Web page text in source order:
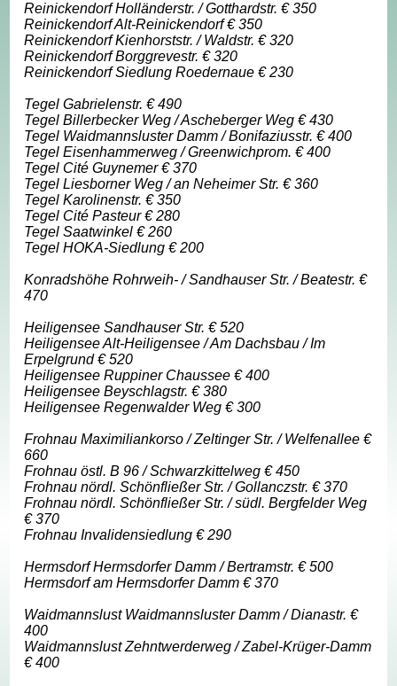
Reinickendorf Holländerstr. / Gotthardstr. € 350
Reinickendorf Alt-Reinickendorf € 350
Reinickendorf Kienhorststr. / Waldstr. € 320
Reinickendorf Borggrevestr. € 320
Reinickendorf Siedlung Roedernaue € 230
Tegel Gabrielenstr. € 490
Tegel Billerbecker Weg / Ascheberger Weg € 430
Tegel Waidmannsluster Damm / Bonifaziusstr. € 400
Tegel Eisenhammerweg / Greenwichprom. € 400
Tegel Cité Guynemer € 370
Tegel Liesborner Weg / an Neheimer Str. € 360
Tegel Karolinenstr. € 350
Tegel Cité Pasteur € 280
Tegel Saatwinkel € 260
Tegel HOKA-Siedlung € 200
Konradshöhe Rohrweih- / Sandhauser Str. / Beatestr. €
470
Heiligensee Sandhauser Str. € 520
Heiligensee Alt-Heiligensee / Am Dachsbau / Im
Erpelgrund € 520
Heiligensee Ruppiner Chaussee € 400
Heiligensee Beyschlagstr. € 380
Heiligensee Regenwalder Weg € 300
Frohnau Maximiliankorso / Zeltinger Str. / Welfenallee €
660
Frohnau östl. B 96 / Schwarzkittelweg € 450
Frohnau nördl. Schönfließer Str. / Gollanczstr. € 370
Frohnau nördl. Schönfließer Str. / südl. Bergfelder Weg
€ 370
Frohnau Invalidensiedlung € 290
Hermsdorf Hermsdorfer Damm / Bertramstr. € 500
Hermsdorf am Hermsdorfer Damm € 370
Waidmannslust Waidmannsluster Damm / Dianastr. €
400
Waidmannslust Zehntwerderweg / Zabel-Krüger-Damm
€ 400